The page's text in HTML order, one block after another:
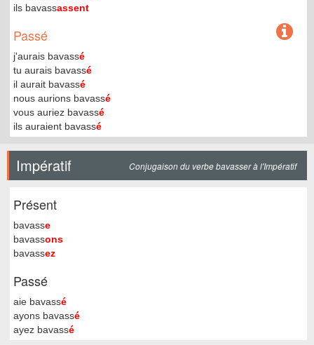
ils bavassassent
Passé
j'aurais bavassé
tu aurais bavassé
il aurait bavassé
nous aurions bavassé
vous auriez bavassé
ils auraient bavassé
Impératif Conjugaison du verbe bavasser à l'Impératif
Présent
bavasse
bavassons
bavassez
Passé
aie bavassé
ayons bavassé
ayez bavassé